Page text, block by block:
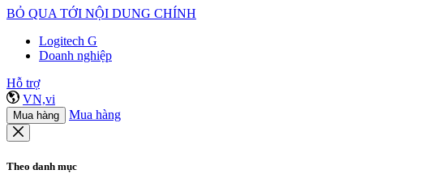
BỎ QUA TỚI NỘI DUNG CHÍNH
Logitech G
Doanh nghiệp
Hỗ trợ
VN,vi
Mua hàng Mua hàng
Theo danh mục